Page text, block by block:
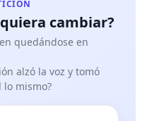
cambiar?
quedándose en
alzó la voz y tomó
lo mismo?